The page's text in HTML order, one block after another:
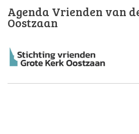
Agenda Vrienden van
Oostzaan